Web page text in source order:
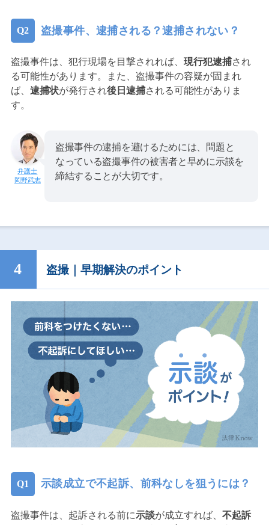
盗撮事件、逮捕される？逮捕されない？
盗撮事件は、犯行現場を目撃されれば、 現行犯逮捕され
る可能性があります。また、盗撮事件の容疑が固まれ
ば、 逮捕状が発行され後日逮捕される可能性がありま
す。
岡野武志
盗撮事件の逮捕を避けるためには、問題と
なっている盗撮事件の被害者と早めに示談を
締結することが大切です。
盗撮｜早期解決のポイント
示談成立で不起訴、前科なしを狙うには？
盗撮事件は、起訴される前に示談が成立すれば、 不起訴